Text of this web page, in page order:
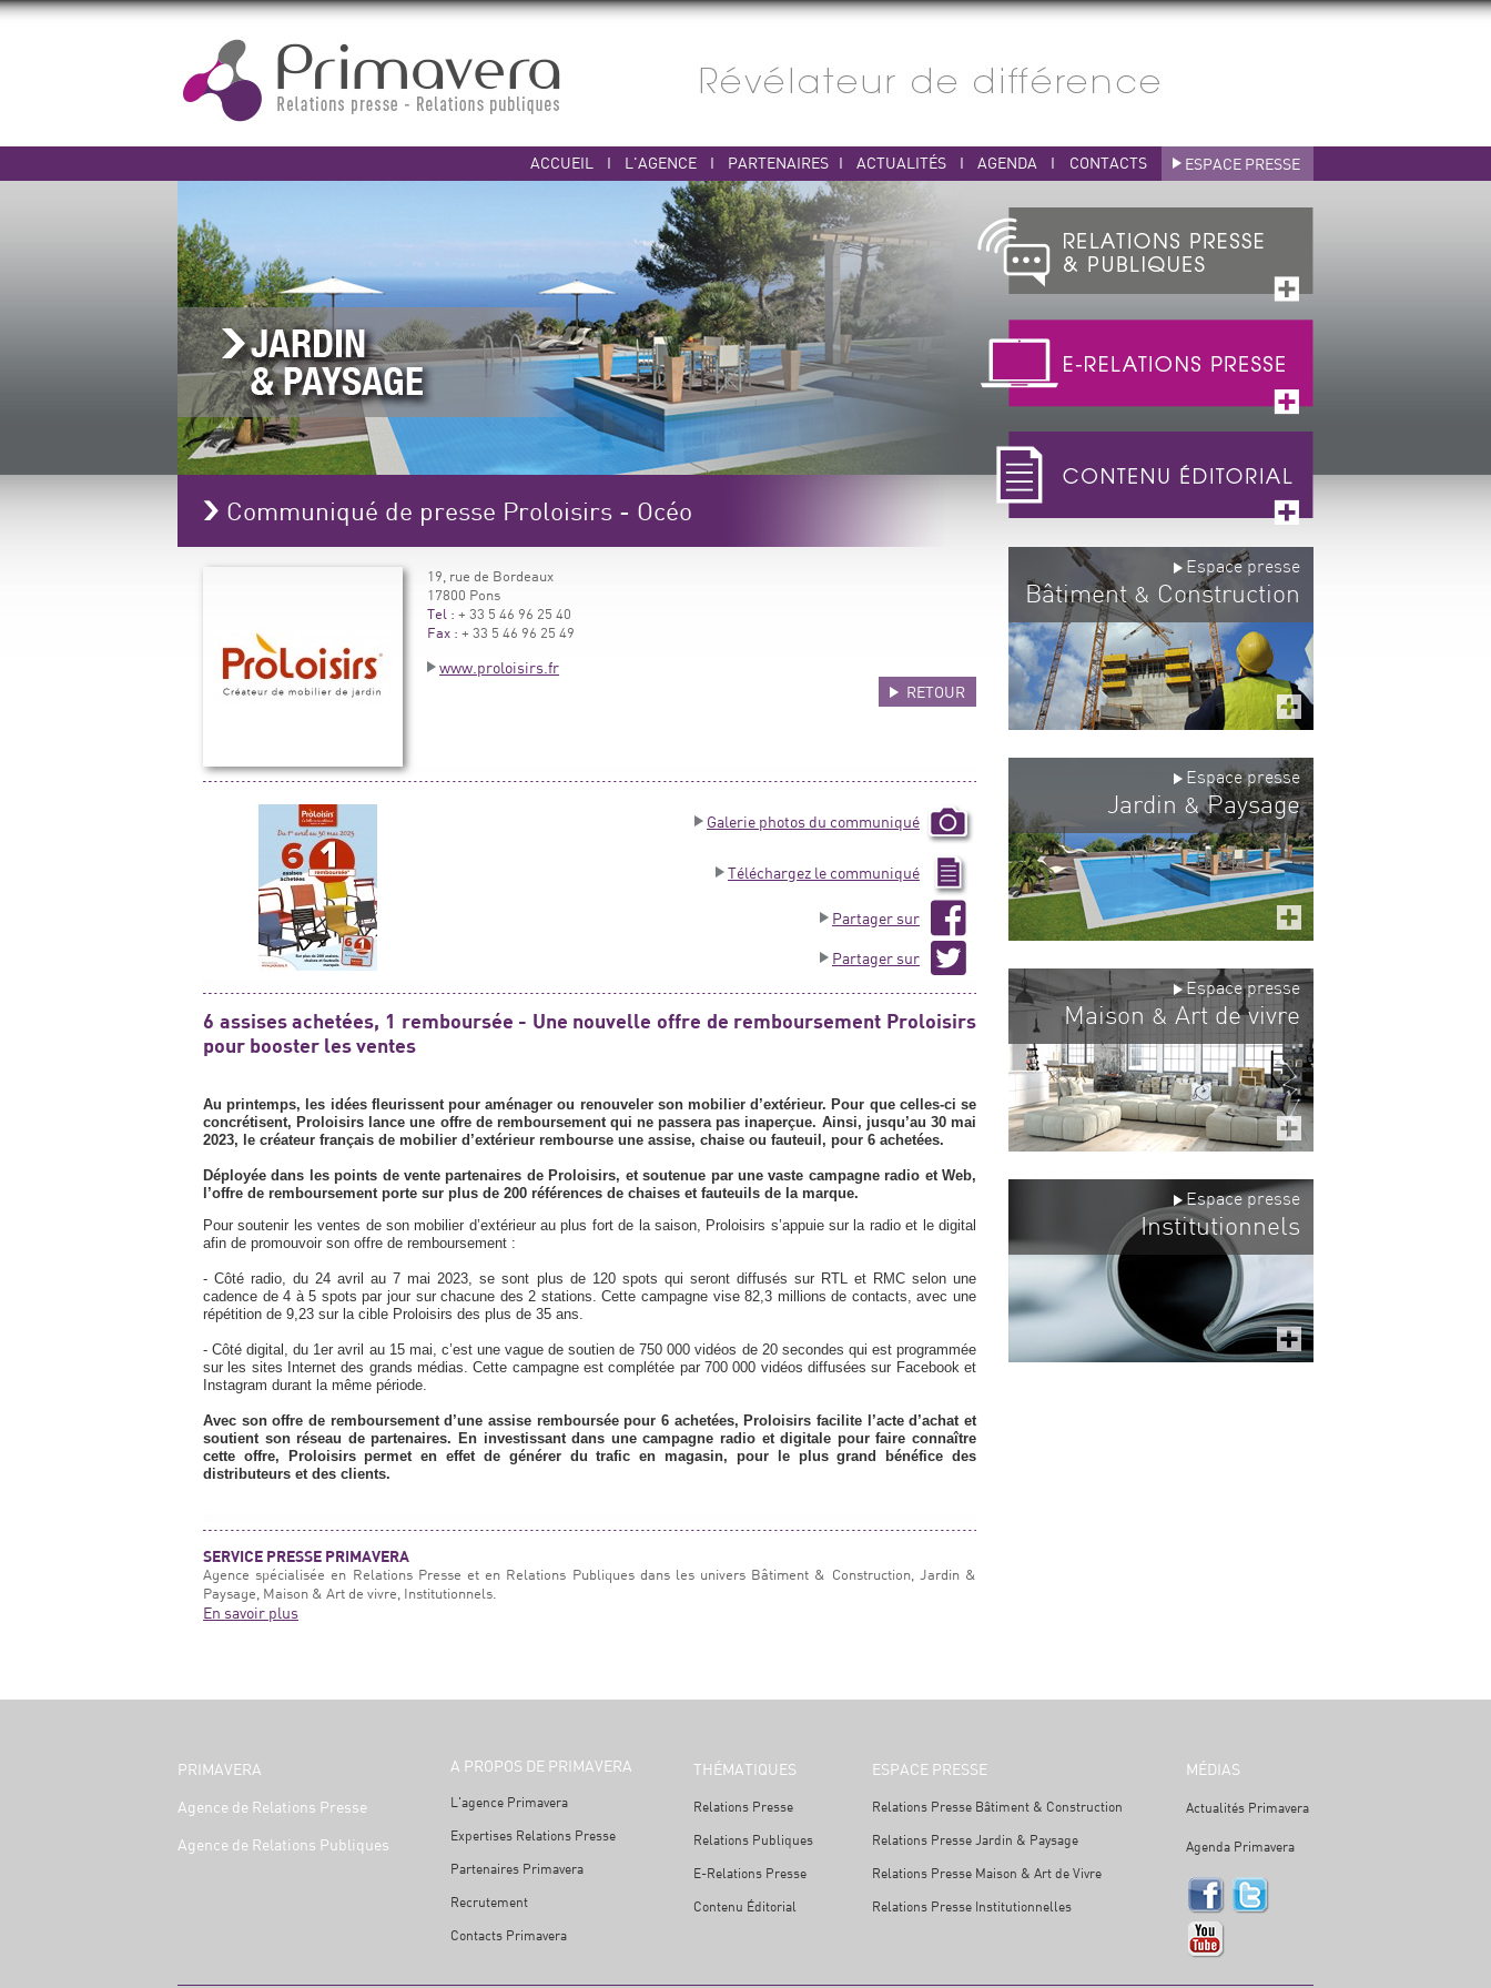
ACCUEIL I L'AGENCE I PARTENAIRES I ACTUALITÉS I AGENDA I CONTACTS ESPACE PRESSE
Communiqué de presse Proloisirs - Océo
19, rue de Bordeaux
17800 Pons
Tel : + 33 5 46 96 25 40
Fax : + 33 5 46 96 25 49
www.proloisirs.fr
RETOUR
Galerie photos du communiqué
Téléchargez le communiqué
Partager sur
Partager sur
6 assises achetées, 1 remboursée - Une nouvelle offre de remboursement Proloisirs
pour booster les ventes
Au printemps, les idées fleurissent pour aménager ou renouveler son mobilier d’extérieur. Pour que celles-ci se
concrétisent, Proloisirs lance une offre de remboursement qui ne passera pas inaperçue. Ainsi, jusqu’au 30 mai
2023, le créateur français de mobilier d’extérieur rembourse une assise, chaise ou fauteuil, pour 6 achetées.
Déployée dans les points de vente partenaires de Proloisirs, et soutenue par une vaste campagne radio et Web,
l’offre de remboursement porte sur plus de 200 références de chaises et fauteuils de la marque.
Pour soutenir les ventes de son mobilier d’extérieur au plus fort de la saison, Proloisirs s’appuie sur la radio et le digital
afin de promouvoir son offre de remboursement :
- Côté radio, du 24 avril au 7 mai 2023, se sont plus de 120 spots qui seront diffusés sur RTL et RMC selon une
cadence de 4 à 5 spots par jour sur chacune des 2 stations. Cette campagne vise 82,3 millions de contacts, avec une
répétition de 9,23 sur la cible Proloisirs des plus de 35 ans.
- Côté digital, du 1er avril au 15 mai, c’est une vague de soutien de 750 000 vidéos de 20 secondes qui est programmée
sur les sites Internet des grands médias. Cette campagne est complétée par 700 000 vidéos diffusées sur Facebook et
Instagram durant la même période.
Avec son offre de remboursement d’une assise remboursée pour 6 achetées, Proloisirs facilite l’acte d’achat et
soutient son réseau de partenaires. En investissant dans une campagne radio et digitale pour faire connaître
cette offre, Proloisirs permet en effet de générer du trafic en magasin, pour le plus grand bénéfice des
distributeurs et des clients.
SERVICE PRESSE PRIMAVERA
Agence spécialisée en Relations Presse et en Relations Publiques dans les univers Bâtiment & Construction, Jardin &
Paysage, Maison & Art de vivre, Institutionnels.
En savoir plus
Espace presse
Bâtiment& Construction
Espace presse
Jardin &Paysage
Espace presse
Maison & Art de vivre
Espace presse
Institutionnels
PRIMAVERA
Agence de Relations Presse
Agence de Relations Publiques
A PROPOS DE PRIMAVERA
L'agence Primavera
Expertises Relations Presse
Partenaires Primavera
Recrutement
Contacts Primavera
THÉMATIQUES
Relations Presse
Relations Publiques
E-Relations Presse
Contenu Éditorial
ESPACE PRESSE
Relations Presse Bâtiment & Construction
Relations Presse Jardin & Paysage
Relations Presse Maison & Art de Vivre
Relations Presse Institutionnelles
MÉDIAS
Actualités Primavera
Agenda Primavera